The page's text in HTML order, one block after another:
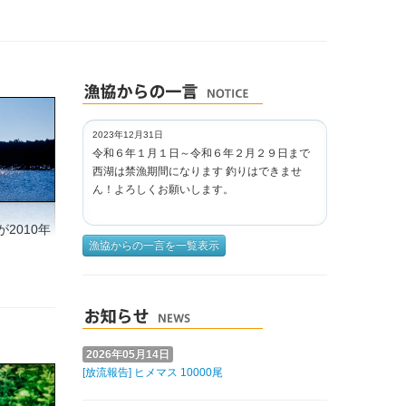
2010年
2023年12月31日
令和６年１月１日～令和６年２月２９日まで
西湖は禁漁期間になります 釣りはできませ
ん！よろしくお願いします。
漁協からの一言を一覧表示
2026年05月14日
[放流報告] ヒメマス 10000尾